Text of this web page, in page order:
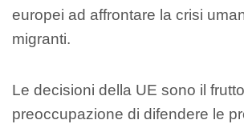
europei ad affrontare la crisi
migranti.
Le decisioni della UE sono il
preoccupazione di difendere le